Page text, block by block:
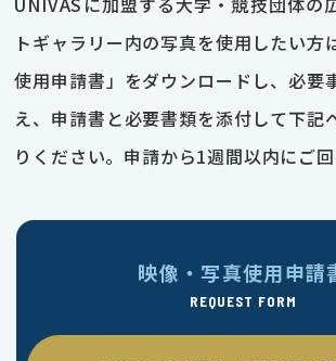
トギャラリー内の写真を使用したい方
使用申請書」をダウンロードし、必要
え、申請書と必要書類を添付して下記
りください。申請から1週間以内にご回
映像・写真使用申請
REQUEST FORM